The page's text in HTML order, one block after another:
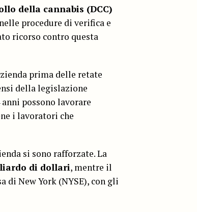
della cannabis (DCC)
procedure di verifica e
ricorso contro questa
prima delle retate
della legislazione
possono lavorare
i lavoratori che
si sono rafforzate. La
di dollari, mentre il
New York (NYSE), con gli